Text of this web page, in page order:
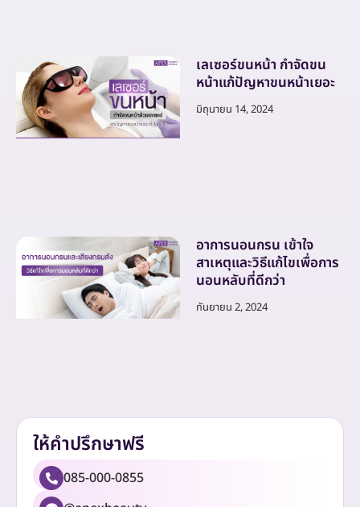
เลเซอร์ขนหน้า กำจัดขน
หน้าแก้ปัญหาขนหน้าเยอะ
มิถุนายน 14, 2024
อาการนอนกรน เข้าใจ
สาเหตุและวิธีแก้ไขเพื่อการ
นอนหลับที่ดีกว่า
กันยายน 2, 2024
ให้คำปรึกษาฟรี
085-000-0855